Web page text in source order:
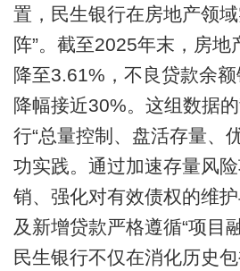
置，民生银行在房地产领
阵”。截至2025年末，房地
降至3.61%，不良贷款余额
降幅接近30%。这组数据
行“总量控制、盘活存量、
功实践。通过加速存量风
销、强化对有效债权的维
及新增贷款严格遵循“项目
民生银行不仅在消化历史